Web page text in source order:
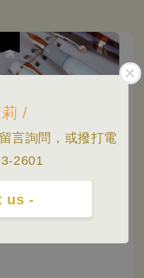
/
言詢問，或撥打電
2601
us -